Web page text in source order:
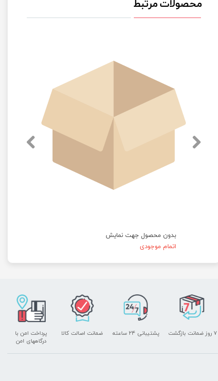
محصولات مرتبط
بدون محصول جهت نمایش
اتمام موجودی
پشتیبانی ۲۴ ساعته
پرداخت امن با
درگاههای امن
۷ روز ضمانت بازگشت ضمانت اصالت کالا